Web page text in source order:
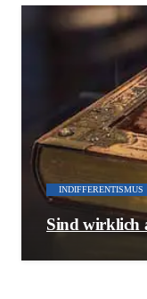
INDIFFERENTISMUS
Sind wirklich